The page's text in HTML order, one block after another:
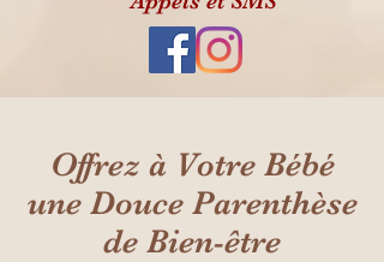
Offrez à Votre Bébé
une Douce Parenthèse
de Bien-être